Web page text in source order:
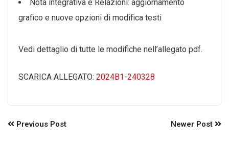
Nota integrativa e Relazioni: aggiornamento
grafico e nuove opzioni di modifica testi
Vedi dettaglio di tutte le modifiche nell’allegato pdf.
SCARICA ALLEGATO: 2024B1-240328
Previous Post Newer Post